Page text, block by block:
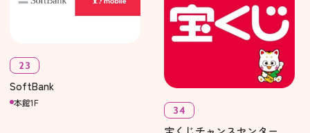
23
SoftBank
本館1F
34